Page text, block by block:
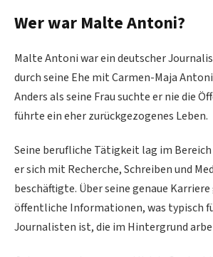
Wer war Malte Antoni?
Malte Antoni war ein deutscher
durch seine Ehe mit Carmen-Maja
Anders als seine Frau suchte er nie die
führte ein eher zurückgezogenes Leben.
Seine berufliche Tätigkeit lag im
er sich mit Recherche, Schreiben und
beschäftigte. Über seine genaue
öffentliche Informationen, was typisch
Journalisten ist, die im Hintergrund